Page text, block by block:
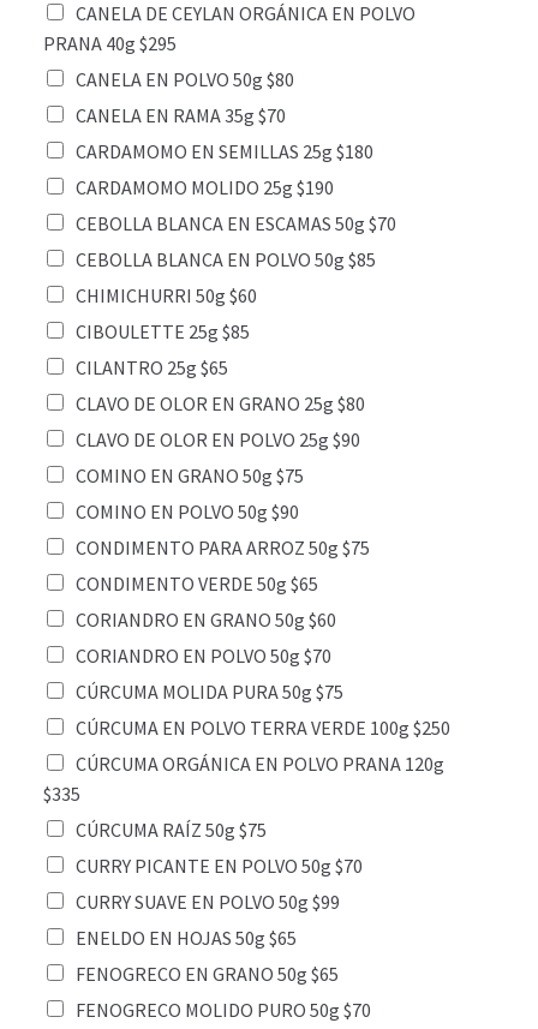
CANELA DE CEYLAN ORGÁNICA EN POLVO
PRANA 40g $295
CANELA EN POLVO 50g $80
CANELA EN RAMA 35g $70
CARDAMOMO EN SEMILLAS 25g $180
CARDAMOMO MOLIDO 25g $190
CEBOLLA BLANCA EN ESCAMAS 50g $70
CEBOLLA BLANCA EN POLVO 50g $85
CHIMICHURRI 50g $60
CIBOULETTE 25g $85
CILANTRO 25g $65
CLAVO DE OLOR EN GRANO 25g $80
CLAVO DE OLOR EN POLVO 25g $90
COMINO EN GRANO 50g $75
COMINO EN POLVO 50g $90
CONDIMENTO PARA ARROZ 50g $75
CONDIMENTO VERDE 50g $65
CORIANDRO EN GRANO 50g $60
CORIANDRO EN POLVO 50g $70
CÚRCUMA MOLIDA PURA 50g $75
CÚRCUMA EN POLVO TERRA VERDE 100g $250
CÚRCUMA ORGÁNICA EN POLVO PRANA 120g
$335
CÚRCUMA RAÍZ 50g $75
CURRY PICANTE EN POLVO 50g $70
CURRY SUAVE EN POLVO 50g $99
ENELDO EN HOJAS 50g $65
FENOGRECO EN GRANO 50g $65
FENOGRECO MOLIDO PURO 50g $70